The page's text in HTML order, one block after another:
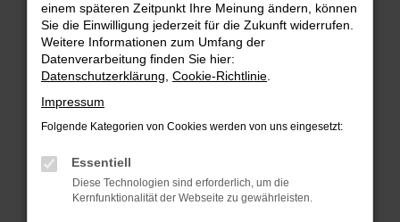
Überprüfe deine Firewall und deine
Internetverbindung.
Laden andere Webseiten, zum Beispiel deine
Suchmaschine?
Prüfe deine Browsererweiterungen.
Manche Erweiterungen, wie Werbeblocker,
verhindern. Funktioniert die Seite in einem
anderen Browser oder in einem privaten
Fenster?
einem späteren Zeitpunkt Ihre Meinung ändern, können
Sie die Einwilligung jederzeit für die Zukunft widerrufen.
Weitere Informationen zum Umfang der
Datenverarbeitung finden Sie hier:
Datenschutzerklärung Cookie-Richtlinie
Impressum
Folgende Kategorien von Cookies werden von uns eingesetzt:
Essentiell
Diese Technologien sind erforderlich, um die
Kernfunktionalität der Webseite zu gewährleisten.